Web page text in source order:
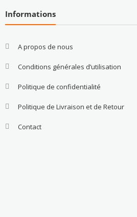
Informations
A propos de nous
Conditions générales d’utilisation
Politique de confidentialité
Politique de Livraison et de Retour
Contact